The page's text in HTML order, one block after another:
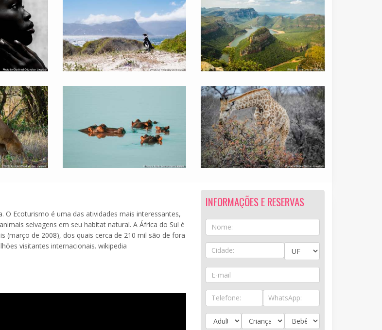
Ecoturismo é uma das atividades mais interessantes,
selvagens em seu habitat natural. A África do Sul é
(março de 2008), dos quais cerca de 210 mil são de fora
visitantes internacionais. wikipedia
INFORMAÇÕES E RESERVAS